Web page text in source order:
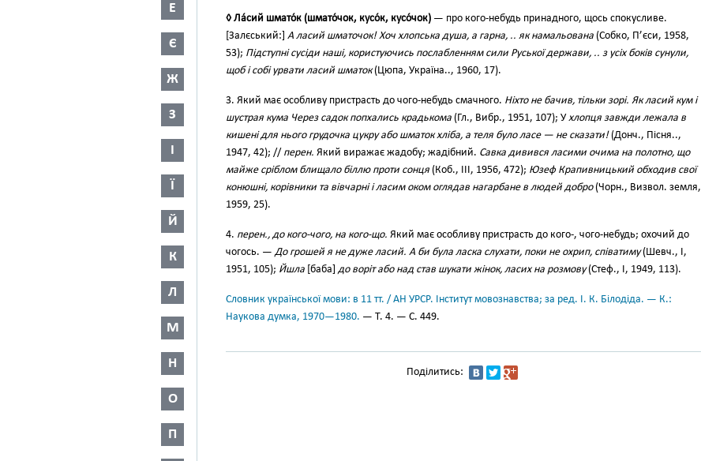
Е
Є
Ж
З
І
Ї
Й
К
Л
М
Н
О
П
◊ Ла́сий шмато́к (шмато́чок, кусо́к, кусо́чок) — про кого-небудь принадного, щось спокусливе.
[Залєський:] А ласий шматочок! Хоч хлопська душа, а гарна, .. як намальована (Собко, П’єси, 1958,
53); Підступні сусіди наші, користуючись послабленням сили Руської держави, .. з усіх боків сунули,
щоб і собі урвати ласий шматок(Цюпа, Україна.., 1960, 17).
3. Який має особливу пристрасть до чого-небудь смачного. Ніхто не бачив, тільки зорі. Як ласий кум і
шустрая кума Через садок попхались крадькома (Гл., Вибр., 1951, 107); Ухлопця завжди лежала в
кишені для нього грудочка цукру або шматок хліба, а теля було ласе — не сказати!(Донч., Пісня..,
1947, 42); // перен. Який виражає жадобу; жадібний. Савка дивився ласими очима на полотно, що
майже сріблом блищало біллю проти сонця (Коб., III, 1956, 472); Юзеф Крапивницький обходив свої
конюшні, корівники та вівчарні і ласим оком оглядав нагарбане в людей добро(Чорн., Визвол. земля,
1959, 25).
4. перен., до кого-чого, на кого-що. Який має особливу пристрасть до кого-, чого-небудь; охочий до
чогось. —До грошей я не дуже ласий. А би була ласка слухати, поки не охрип, співатиму(Шевч., І,
1951, 105); Йшла [баба] до воріт або над став шукати жінок, ласих на розмову(Стеф., І, 1949, 113).
Словник української мови: в 11 тт. / АН УРСР. Інститут мовознавства; за ред. І. К. Білодіда. — К.:
Наукова думка, 1970—1980. — Т. 4. — С. 449.
Поділитись: